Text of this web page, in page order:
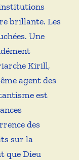
brillante. Les
Une
Kirill,
agent des
est
des
sur la
que Dieu